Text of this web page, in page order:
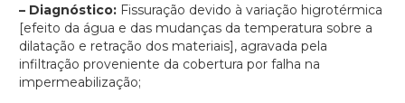
– Diagnóstico: Fissuração devido à variação higrotérmica
[efeito da água e das mudanças da temperatura sobre a
dilatação e retração dos materiais], agravada pela
infiltração proveniente da cobertura por falha na
impermeabilização;